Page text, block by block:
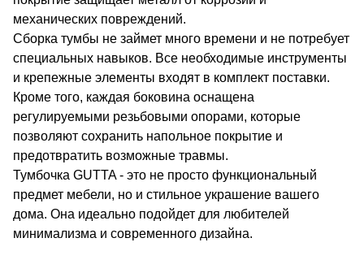
механических повреждений.
Сборка тумбы не займет много времени и не потребует
специальных навыков. Все необходимые инструменты
и крепежные элементы входят в комплект поставки.
Кроме того, каждая боковина оснащена
регулируемыми резьбовыми опорами, которые
позволяют сохранить напольное покрытие и
предотвратить возможные травмы.
Тумбочка GUTTA - это не просто функциональный
предмет мебели, но и стильное украшение вашего
дома. Она идеально подойдет для любителей
минимализма и современного дизайна.